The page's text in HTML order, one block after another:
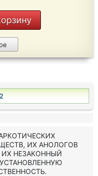
ИХ АНОЛОГОВ
НЕЗАКОННЫЙ